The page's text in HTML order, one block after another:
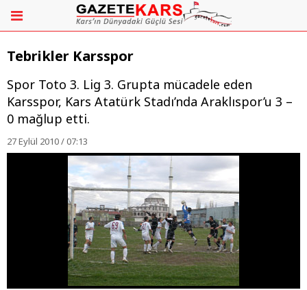
Tebrikler Karsspor
Spor Toto 3. Lig 3. Grupta mücadele eden
Karsspor, Kars Atatürk Stadı’nda Araklıspor’u 3 –
0 mağlup etti.
27 Eylül 2010 / 07:13